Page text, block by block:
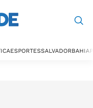
ESPORTESSALVADORBAHIA